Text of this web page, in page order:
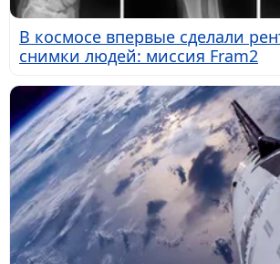
В космосе впервые сделали
снимки людей: миссия Fram2